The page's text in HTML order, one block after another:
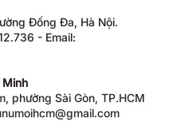
Đống Đa, Hà Nội.
- Email:
Minh
phường Sài Gòn, TP.HCM